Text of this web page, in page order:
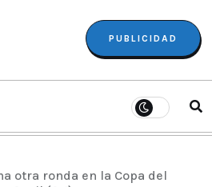
PUBLICIDAD
otra ronda en la Copa del